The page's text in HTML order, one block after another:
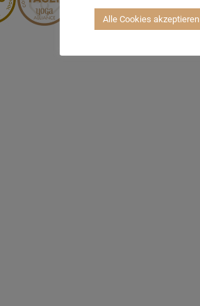
Alle Cookies akzeptieren